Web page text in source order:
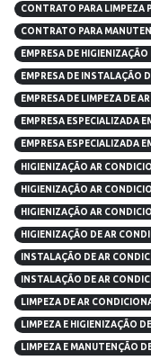
CONTRATO PARA LIMPEZA
CONTRATO PARA
EMPRESA DE
EMPRESA DE INSTALAÇÃO
EMPRESA DE LIMPEZA DE
EMPRESA ESPECIALIZADA
EMPRESA ESPECIALIZADA
HIGIENIZAÇÃO AR
HIGIENIZAÇÃO AR
HIGIENIZAÇÃO AR
HIGIENIZAÇÃO DE AR
INSTALAÇÃO DE AR
INSTALAÇÃO DE AR
LIMPEZA DE AR
LIMPEZA E HIGIENIZAÇÃO
LIMPEZA E MANUTENÇÃO